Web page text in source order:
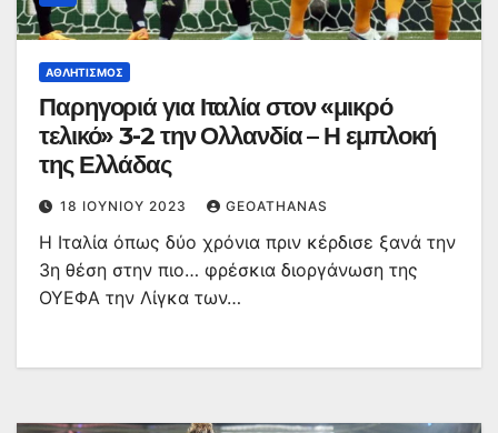
ΑΘΛΗΤΙΣΜΌΣ
Παρηγοριά για Ιταλία στον «μικρό
τελικό» 3-2 την Ολλανδία – Η εμπλοκή
της Ελλάδας
18 ΙΟΥΝΊΟΥ 2023 GEOATHANAS
Η Ιταλία όπως δύο χρόνια πριν κέρδισε ξανά την
3η θέση στην πιο… φρέσκια διοργάνωση της
ΟΥΕΦΑ την Λίγκα των…